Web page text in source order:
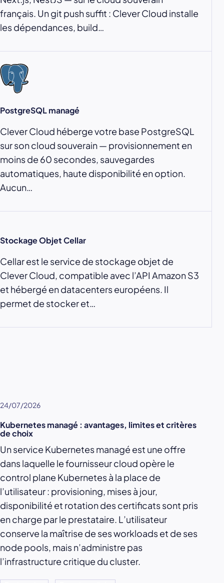
français. Un git push suffit : Clever Cloud installe
les dépendances, build…
PostgreSQL managé
Clever Cloud héberge votre base PostgreSQL
sur son cloud souverain — provisionnement en
moins de 60 secondes, sauvegardes
automatiques, haute disponibilité en option.
Aucun…
Stockage Objet Cellar
Cellar est le service de stockage objet de
Clever Cloud, compatible avec l’API Amazon S3
et hébergé en datacenters européens. Il
permet de stocker et…
24/07/2026
Kubernetes managé : avantages, limites et critères
de choix
Un service Kubernetes managé est une offre
dans laquelle le fournisseur cloud opère le
control plane Kubernetes à la place de
l’utilisateur : provisioning, mises à jour,
disponibilité et rotation des certificats sont pris
en charge par le prestataire. L’utilisateur
conserve la maîtrise de ses workloads et de ses
node pools, mais n’administre pas
l’infrastructure critique du cluster.